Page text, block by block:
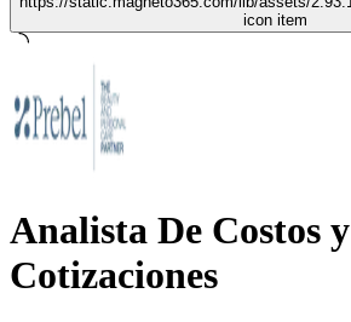
Analista De Costos y
Cotizaciones